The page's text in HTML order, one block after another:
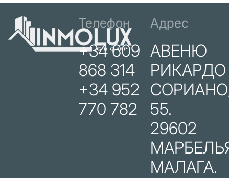
Телефон
+34 609
868 314
+34 952
770 782
Адрес
АВЕНЮ
РИКАРДО
55.
29602
МАЛАГА.